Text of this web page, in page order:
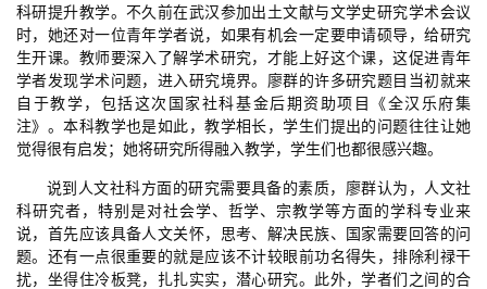
科研提升教学。不久前在武汉参加出土文献与文学史研究学术会议
时，她还对一位青年学者说，如果有机会一定要申请硕导，给研究
生开课。教师要深入了解学术研究，才能上好这个课，这促进青年
学者发现学术问题，进入研究境界。廖群的许多研究题目当初就来
自于教学，包括这次国家社科基金后期资助项目《全汉乐府集
注》。本科教学也是如此，教学相长，学生们提出的问题往往让她
觉得很有启发；她将研究所得融入教学，学生们也都很感兴趣。
说到人文社科方面的研究需要具备的素质，廖群认为，人文社
科研究者，特别是对社会学、哲学、宗教学等方面的学科专业来
说，首先应该具备人文关怀，思考、解决民族、国家需要回答的问
题。还有一点很重要的就是应该不计较眼前功名得失，排除利禄干
扰，坐得住冷板凳，扎扎实实，潜心研究。此外，学者们之间的合